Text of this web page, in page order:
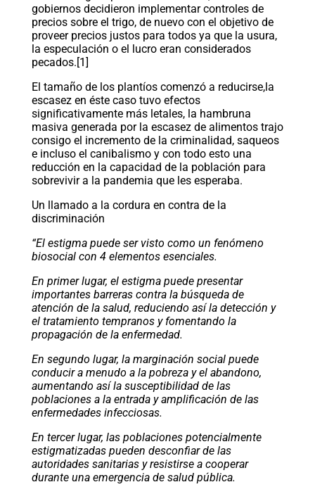
gobiernos decidieron implementar controles de
precios sobre el trigo, de nuevo con el objetivo de
proveer precios justos para todos ya que la usura,
la especulación o el lucro eran considerados
pecados.[1]
El tamaño de los plantíos comenzó a reducirse,la
escasez en éste caso tuvo efectos
significativamente más letales, la hambruna
masiva generada por la escasez de alimentos trajo
consigo el incremento de la criminalidad, saqueos
e incluso el canibalismo y con todo esto una
reducción en la capacidad de la población para
sobrevivir a la pandemia que les esperaba.
Un llamado a la cordura en contra de la
discriminación
“El estigma puede ser visto como un fenómeno
biosocial con 4 elementos esenciales.
En primer lugar, el estigma puede presentar
importantes barreras contra la búsqueda de
atención de la salud, reduciendo así la detección y
el tratamiento tempranos y fomentando la
propagación de la enfermedad.
En segundo lugar, la marginación social puede
conducir a menudo a la pobreza y el abandono,
aumentando así la susceptibilidad de las
poblaciones a la entrada y amplificación de las
enfermedades infecciosas.
En tercer lugar, las poblaciones potencialmente
estigmatizadas pueden desconfiar de las
autoridades sanitarias y resistirse a cooperar
durante una emergencia de salud pública.